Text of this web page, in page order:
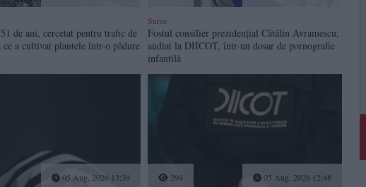
de ani, cercetat pentru trafic de
a cultivat plantele într-o pădure
Surse
Fostul consilier prezidențial Cătălin Avramescu,
audiat la DIICOT, într-un dosar de pornografie
infantilă
05 Aug, 2026 13:39 294 05 Aug, 2026 12:48